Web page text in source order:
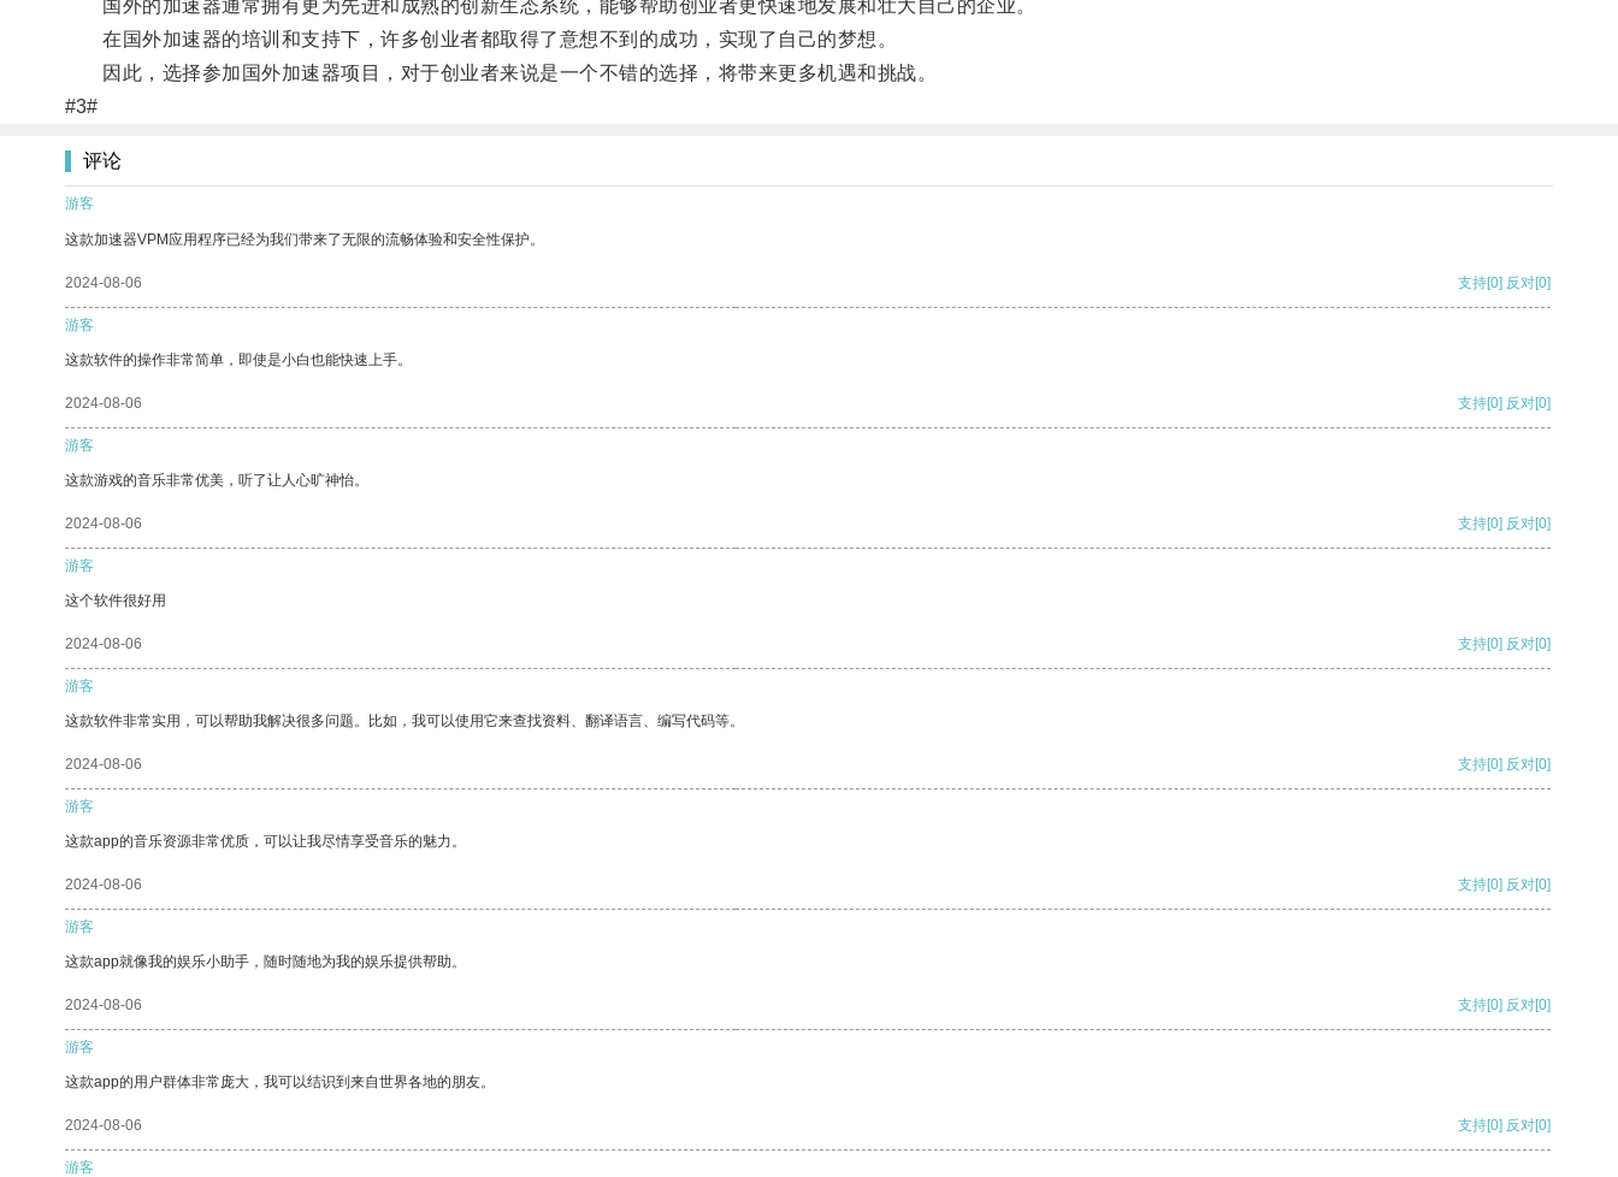
国外的加速器通常拥有更为先进和成熟的创新生态系统，能够帮助创业者更快速地发展和壮大自己的企业。
在国外加速器的培训和支持下，许多创业者都取得了意想不到的成功，实现了自己的梦想。
因此，选择参加国外加速器项目，对于创业者来说是一个不错的选择，将带来更多机遇和挑战。
#3#
评论
游客
这款加速器VPM应用程序已经为我们带来了无限的流畅体验和安全性保护。
2024-08-06 支持[0] 反对[0]
游客
这款软件的操作非常简单，即使是小白也能快速上手。
2024-08-06 支持[0] 反对[0]
游客
这款游戏的音乐非常优美，听了让人心旷神怡。
2024-08-06 支持[0] 反对[0]
游客
这个软件很好用
2024-08-06 支持[0] 反对[0]
游客
这款软件非常实用，可以帮助我解决很多问题。比如，我可以使用它来查找资料、翻译语言、编写代码等。
2024-08-06 支持[0] 反对[0]
游客
这款app的音乐资源非常优质，可以让我尽情享受音乐的魅力。
2024-08-06 支持[0] 反对[0]
游客
这款app就像我的娱乐小助手，随时随地为我的娱乐提供帮助。
2024-08-06 支持[0] 反对[0]
游客
这款app的用户群体非常庞大，我可以结识到来自世界各地的朋友。
2024-08-06 支持[0] 反对[0]
游客